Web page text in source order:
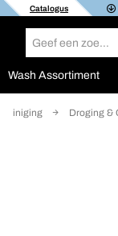
Catalogus
Wash Assortiment
Droging &